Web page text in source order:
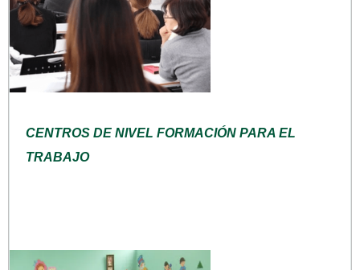
CENTROS DE NIVEL FORMACIÓN PARA EL
TRABAJO